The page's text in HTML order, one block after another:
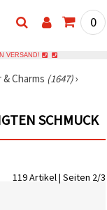
0
VERSAND!
Charms (1647)›
SCHMUCK
119 Artikel | Seiten 2/3